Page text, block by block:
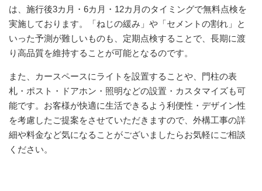
は、施行後3カ月・6カ月・12カ月のタイミングで無料点検を
実施しております。「ねじの緩み」や「セメントの割れ」と
いった予測が難しいものも、定期点検することで、長期に渡
り高品質を維持することが可能となるのです。
また、カースペースにライトを設置することや、門柱の表
札・ポスト・ドアホン・照明などの設置・カスタマイズも可
能です。お客様が快適に生活できるよう利便性・デザイン性
を考慮したご提案をさせていただきますので、外構工事の詳
細や料金など気になることがございましたらお気軽にご相談
ください。